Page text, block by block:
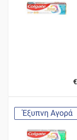
Έξυπνη Αγορά